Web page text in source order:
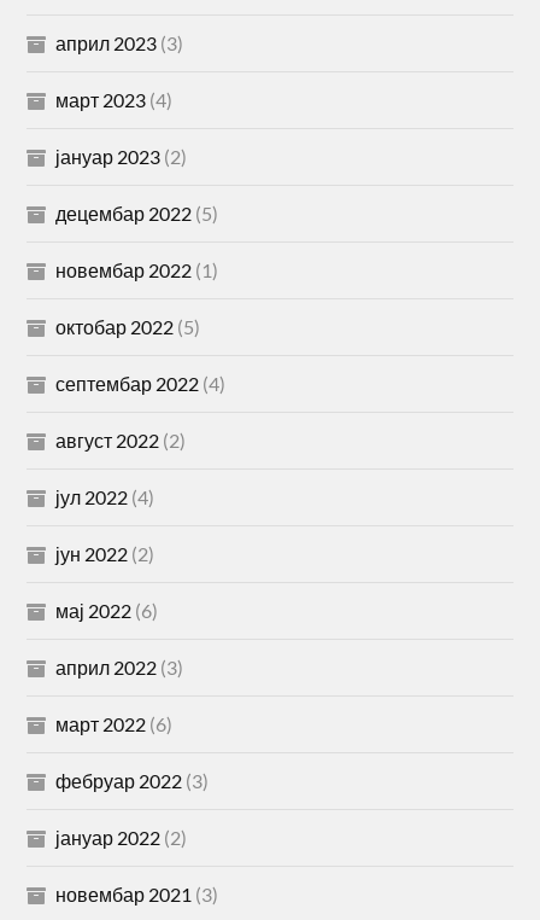
април 2023 (3)
март 2023 (4)
јануар 2023 (2)
децембар 2022 (5)
новембар 2022 (1)
октобар 2022 (5)
септембар 2022 (4)
август 2022 (2)
јул 2022 (4)
јун 2022 (2)
мај 2022 (6)
април 2022 (3)
март 2022 (6)
фебруар 2022 (3)
јануар 2022 (2)
новембар 2021 (3)